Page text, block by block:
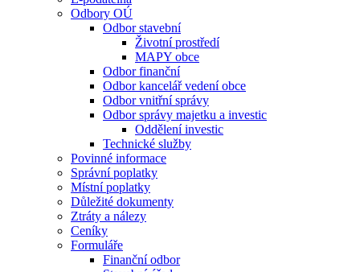
Odbory OÚ
Odbor stavební
Životní prostředí
MAPY obce
Odbor finanční
Odbor kancelář vedení obce
Odbor vnitřní správy
Odbor správy majetku a investic
Oddělení investic
Technické služby
Povinné informace
Správní poplatky
Místní poplatky
Důležité dokumenty
Ztráty a nálezy
Ceníky
Formuláře
Finanční odbor